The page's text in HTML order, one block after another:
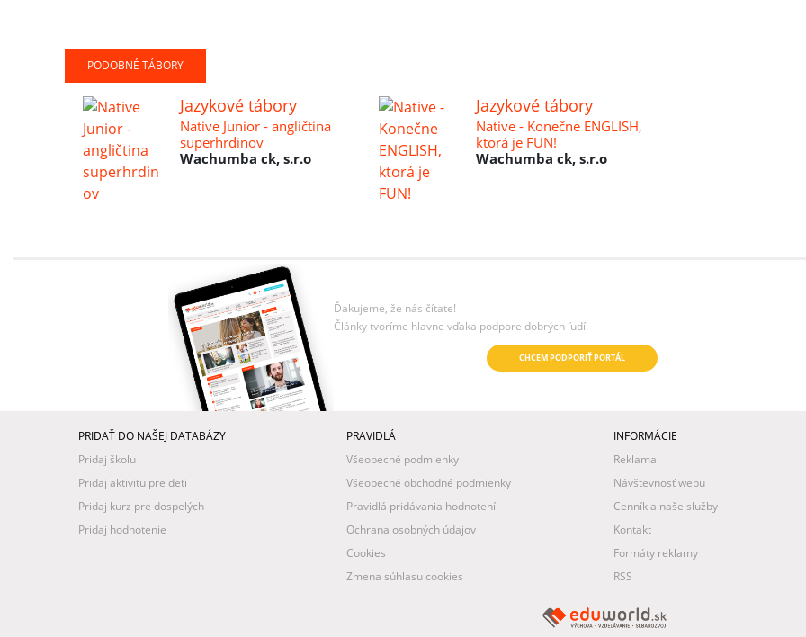
PODOBNÉ TÁBORY
Jazykové tábory
Native Junior - angličtina
superhrdinov
Wachumba ck, s.r.o
Jazykové tábory
Native - Konečne ENGLISH,
ktorá je FUN!
Wachumba ck, s.r.o
Ďakujeme, že nás čítate!
Články tvoríme hlavne vďaka podpore dobrých ľudí.
CHCEM PODPORIŤ PORTÁL
PRIDAŤ DO NAŠEJ DATABÁZY
Pridaj školu
Pridaj aktivitu pre deti
Pridaj kurz pre dospelých
Pridaj hodnotenie
PRAVIDLÁ
Všeobecné podmienky
Všeobecné obchodné podmienky
Pravidlá pridávania hodnotení
Ochrana osobných údajov
Cookies
Zmena súhlasu cookies
INFORMÁCIE
Reklama
Návštevnosť webu
Cenník a naše služby
Kontakt
Formáty reklamy
RSS